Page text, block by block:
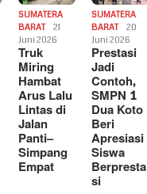
SUMATERA
BARAT
21
Juni 2026
Truk
Miring
Hambat
Arus Lalu
Lintas di
Jalan
Panti–
Simpang
Empat
SUMATERA
BARAT
20
Juni 2026
Prestasi
Jadi
Contoh,
SMPN 1
Dua Koto
Beri
Apresiasi
Siswa
Berpresta
si